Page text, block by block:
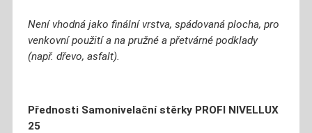
Není vhodná jako finální vrstva, spádovaná plocha, pro
venkovní použití a na pružné a přetvárné podklady
(např. dřevo, asfalt).
Přednosti Samonivelační stěrky PROFI NIVELLUX
25